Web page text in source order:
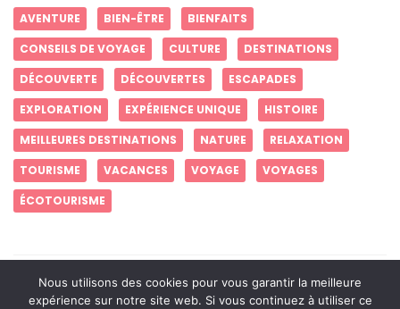
AVENTURE BIEN-ÊTRE
BIENFAITS
CONSEILS DE VOYAGE
CULTURE
DESTINATIONS
DÉCOUVERTE
DÉCOUVERTES
ESCAPADES
EXPLORATION
EXPÉRIENCE UNIQUE
HISTOIRE
MEILLEURES DESTINATIONS
NATURE
RELAXATION
TOURISME
VACANCES VOYAGE
VOYAGES
ÉCOTOURISME
Créez des souvenirs inoubliables
Nous utilisons des cookies pour vous garantir la meilleure
expérience sur notre site web. Si vous continuez à utiliser ce